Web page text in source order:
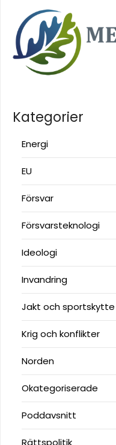
Kategorier
Energi
EU
Försvar
Försvarsteknologi
Ideologi
Invandring
Jakt och sportskytte
Krig och konflikter
Norden
Okategoriserade
Poddavsnitt
Rättspolitik